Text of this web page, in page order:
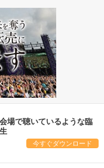
場で聴いているような臨
今すぐダウンロード